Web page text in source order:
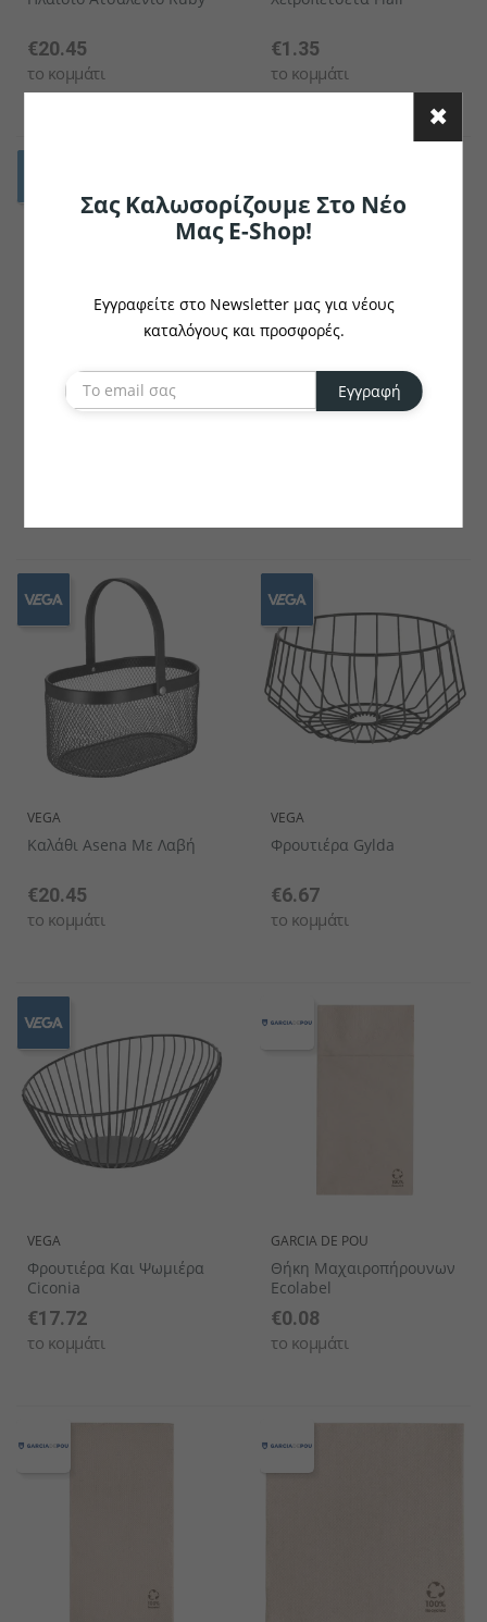
€20.45
το κομμάτι
€1.35
το κομμάτι
ERWIN M.
VEGA
Καλάθι Asena Με Λαβή
€20.45
το κομμάτι
VEGA
Φρουτιέρα Gylda
€6.67
το κομμάτι
VEGA
Φρουτιέρα Και Ψωμιέρα
Ciconia
€17.72
το κομμάτι
GARCIA DE POU
Θήκη Μαχαιροπήρουνων
Ecolabel
€0.08
το κομμάτι
Σας Καλωσορίζουμε Στο Νέο
Μας E-Shop!
Εγγραφείτε στο Newsletter μας για νέους
καταλόγους και προσφορές.
Εγγραφή